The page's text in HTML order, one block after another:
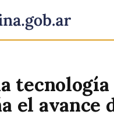
principal
tecnología
el avance